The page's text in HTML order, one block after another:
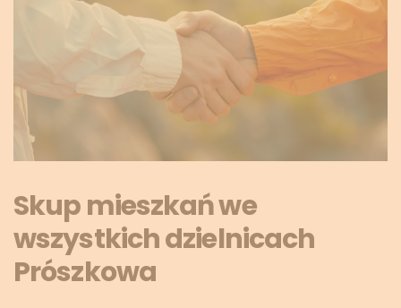
Skup mieszkań we
wszystkich dzielnicach
Prószkowa